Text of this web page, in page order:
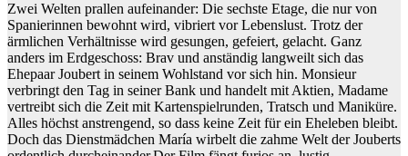
Zwei Welten prallen aufeinander: Die sechste Etage, die nur von
Spanierinnen bewohnt wird, vibriert vor Lebenslust. Trotz der
ärmlichen Verhältnisse wird gesungen, gefeiert, gelacht. Ganz
anders im Erdgeschoss: Brav und anständig langweilt sich das
Ehepaar Joubert in seinem Wohlstand vor sich hin. Monsieur
verbringt den Tag in seiner Bank und handelt mit Aktien, Madame
vertreibt sich die Zeit mit Kartenspielrunden, Tratsch und Maniküre.
Alles höchst anstrengend, so dass keine Zeit für ein Eheleben bleibt.
Doch das Dienstmädchen María wirbelt die zahme Welt der Jouberts